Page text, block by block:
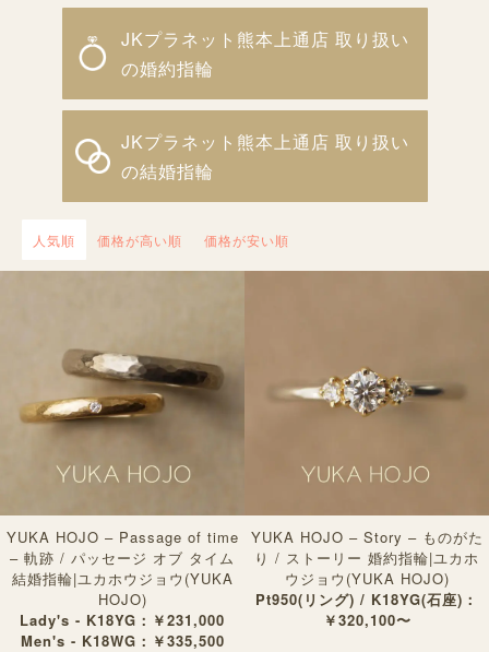
JKプラネット熊本上通店 取り扱い
の婚約指輪
JKプラネット熊本上通店 取り扱い
の結婚指輪
人気順 価格が高い順 価格が安い順
YUKA HOJO – Passage of time
– 軌跡 / パッセージ オブ タイム
結婚指輪|ユカホウジョウ(YUKA
HOJO)
Lady's - K18YG：￥231,000
Men's - K18WG：￥335,500
YUKA HOJO – Story – ものがた
り / ストーリー 婚約指輪|ユカホ
ウジョウ(YUKA HOJO)
Pt950(リング) / K18YG(石座)：
￥320,100〜